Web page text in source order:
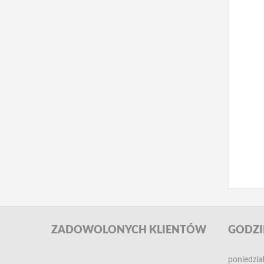
ZADOWOLONYCH KLIENTÓW